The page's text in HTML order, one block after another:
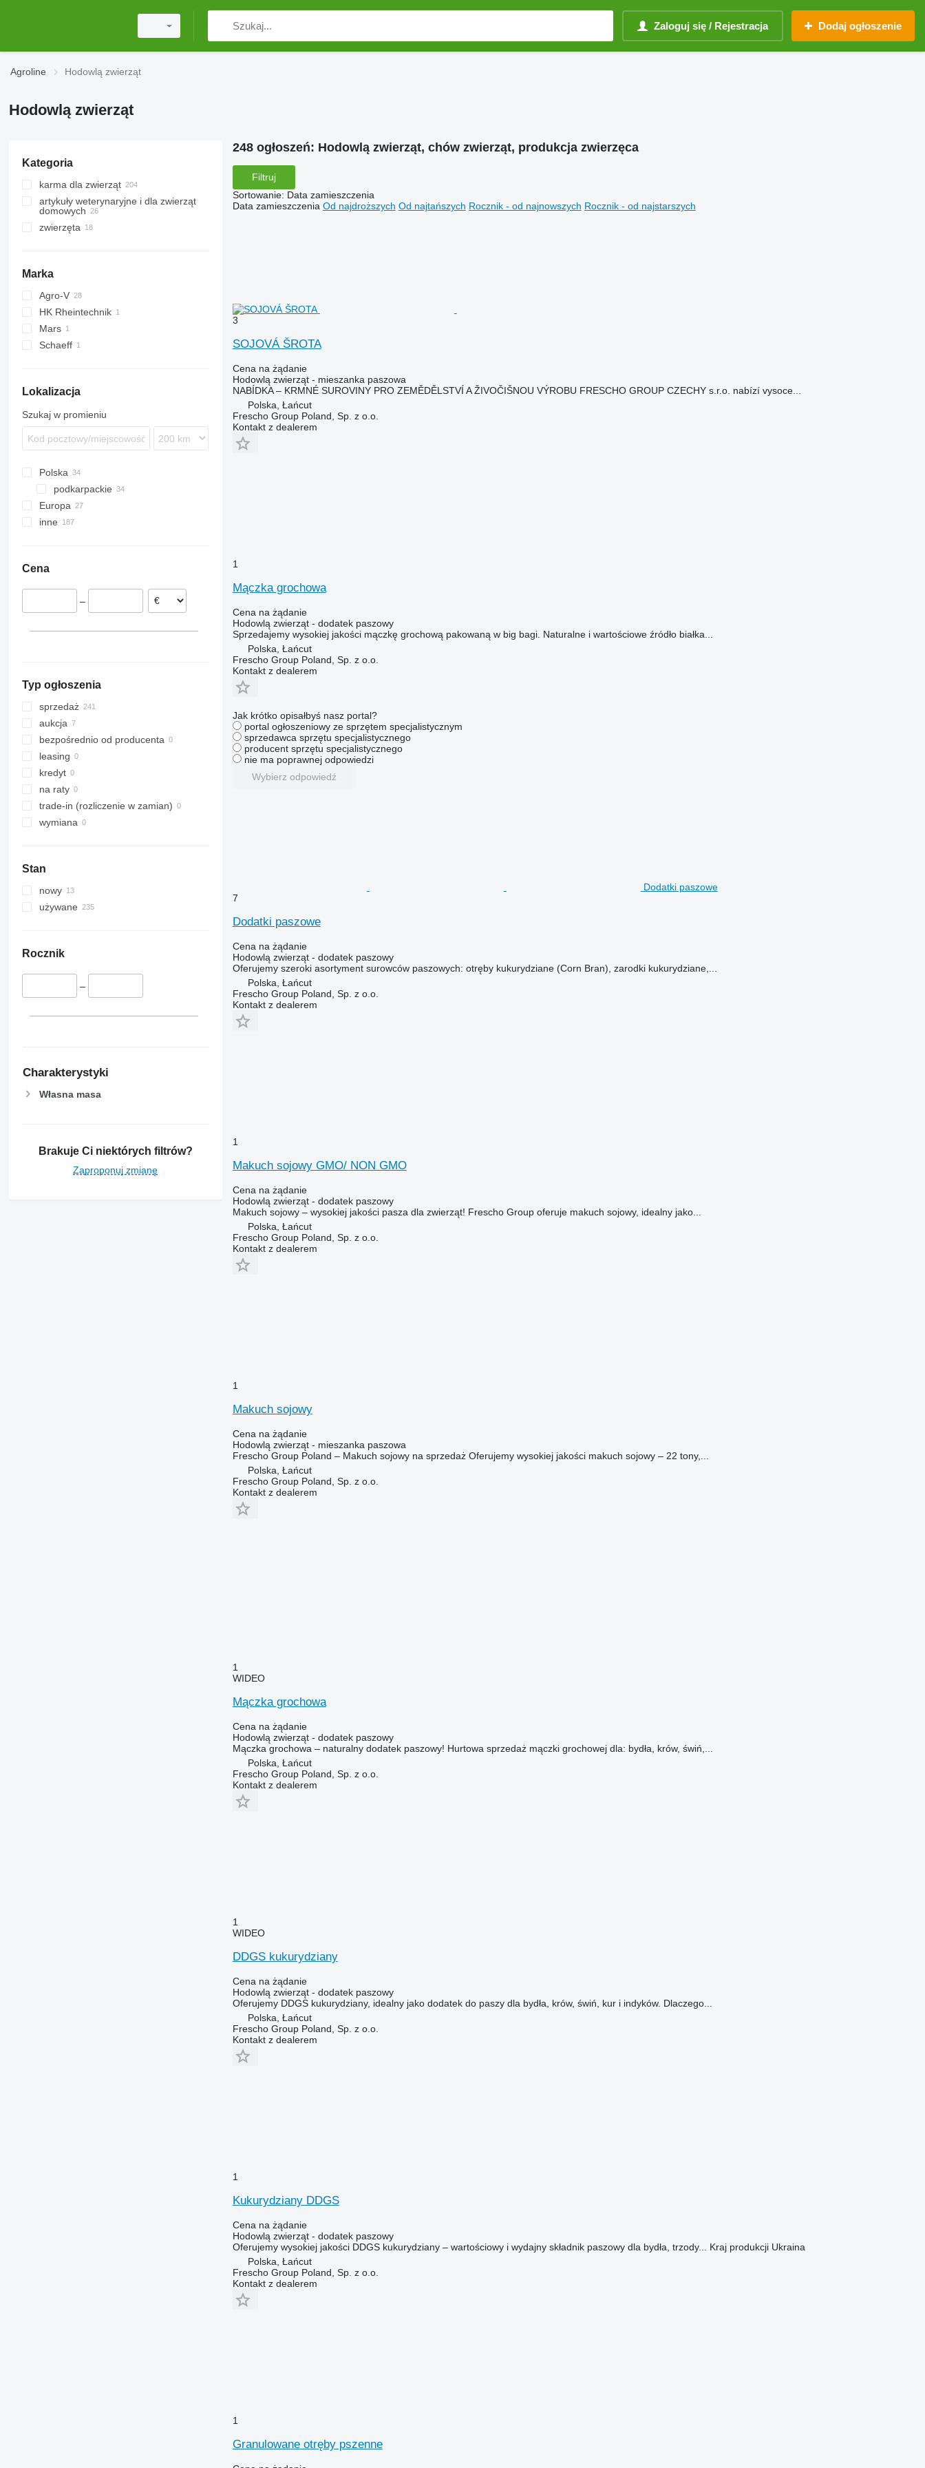
Zaloguj się / Rejestracja Dodaj ogłoszenie
Agroline Hodowlą zwierząt
Hodowlą zwierząt
Kategoria
karma dla zwierząt
mieszanki paszowe
dodatki paszowe
pasze roślinne
artykuły weterynaryjne i dla zwierząt
domowych
artykuły dla zwierząt
zwierzęta
ptaki
Marka
Agro-V
HK Rheintechnik
Mars
Schaeff
Lokalizacja
Szukaj w promieniu
Polska
podkarpackie
Rzeszów
Europa
Czechy
inne
Cena
–
Typ ogłoszenia
sprzedaż
aukcja
bezpośrednio od producenta
leasing
kredyt
na raty
trade-in (rozliczenie w zamian)
wymiana
Stan
nowy
używane
Rocznik
–
Charakterystyki
Własna masa
Brakuje Ci niektórych filtrów?
Zaproponuj zmianę
248 ogłoszeń: Hodowlą zwierząt, chów zwierząt, produkcja zwierzęca
Filtruj
Sortowanie: Data zamieszczenia
Data zamieszczenia Od najdroższych Od najtańszych Rocznik - od najnowszych Rocznik - od najstarszych
3
SOJOVÁ ŠROTA
Cena na żądanie
Hodowlą zwierząt - mieszanka paszowa
NABÍDKA – KRMNÉ SUROVINY PRO ZEMĚDĚLSTVÍ A ŽIVOČIŠNOU VÝROBU FRESCHO GROUP CZECHY s.r.o. nabízí vysoce...
Polska, Łańcut
Frescho Group Poland, Sp. z o.o.
Kontakt z dealerem
1
Mączka grochowa
Cena na żądanie
Hodowlą zwierząt - dodatek paszowy
Sprzedajemy wysokiej jakości mączkę grochową pakowaną w big bagi. Naturalne i wartościowe źródło białka...
Polska, Łańcut
Frescho Group Poland, Sp. z o.o.
Kontakt z dealerem
Jak krótko opisałbyś nasz portal?
portal ogłoszeniowy ze sprzętem specjalistycznym
sprzedawca sprzętu specjalistycznego
producent sprzętu specjalistycznego
nie ma poprawnej odpowiedzi
Wybierz odpowiedź
Dodatki paszowe
7
Dodatki paszowe
Cena na żądanie
Hodowlą zwierząt - dodatek paszowy
Oferujemy szeroki asortyment surowców paszowych: otręby kukurydziane (Corn Bran), zarodki kukurydziane,...
Polska, Łańcut
Frescho Group Poland, Sp. z o.o.
Kontakt z dealerem
1
Makuch sojowy GMO/ NON GMO
Cena na żądanie
Hodowlą zwierząt - dodatek paszowy
Makuch sojowy – wysokiej jakości pasza dla zwierząt! Frescho Group oferuje makuch sojowy, idealny jako...
Polska, Łańcut
Frescho Group Poland, Sp. z o.o.
Kontakt z dealerem
1
Makuch sojowy
Cena na żądanie
Hodowlą zwierząt - mieszanka paszowa
Frescho Group Poland – Makuch sojowy na sprzedaż Oferujemy wysokiej jakości makuch sojowy – 22 tony,...
Polska, Łańcut
Frescho Group Poland, Sp. z o.o.
Kontakt z dealerem
1
WIDEO
Mączka grochowa
Cena na żądanie
Hodowlą zwierząt - dodatek paszowy
Mączka grochowa – naturalny dodatek paszowy! Hurtowa sprzedaż mączki grochowej dla: bydła, krów, świń,...
Polska, Łańcut
Frescho Group Poland, Sp. z o.o.
Kontakt z dealerem
1
WIDEO
DDGS kukurydziany
Cena na żądanie
Hodowlą zwierząt - dodatek paszowy
Oferujemy DDGS kukurydziany, idealny jako dodatek do paszy dla bydła, krów, świń, kur i indyków. Dlaczego...
Polska, Łańcut
Frescho Group Poland, Sp. z o.o.
Kontakt z dealerem
1
Kukurydziany DDGS
Cena na żądanie
Hodowlą zwierząt - dodatek paszowy
Oferujemy wysokiej jakości DDGS kukurydziany – wartościowy i wydajny składnik paszowy dla bydła, trzody... Kraj produkcji Ukraina
Polska, Łańcut
Frescho Group Poland, Sp. z o.o.
Kontakt z dealerem
1
Granulowane otręby pszenne